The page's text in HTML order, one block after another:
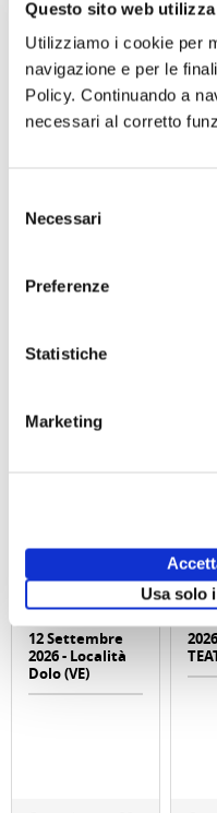
Questo sito web
Utilizziamo i cookie per
navigazione e per le
Policy. Continuando a
necessari al corretto
delNecessari
Preferenze
Statistiche
Marketing
Usa solo
cibo che non sempre in
a superare le aspettative
A.G.
di Redazione Cralt
attività
GARA DI PESCA
– Naviglio del
12 Settembre
2026 - Località
Dolo (VE)